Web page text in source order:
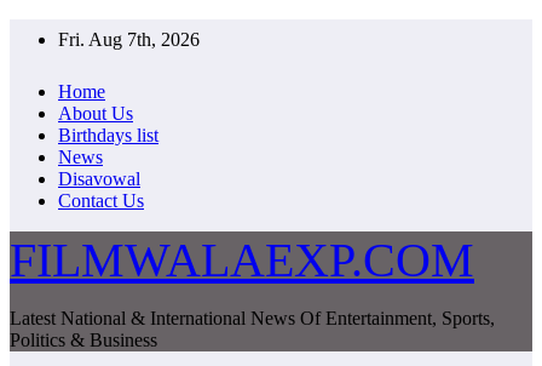
Fri. Aug 7th, 2026
Home
About Us
Birthdays list
News
Disavowal
Contact Us
FILMWALAEXP.COM
Latest National & International News Of Entertainment, Sports,
Politics & Business